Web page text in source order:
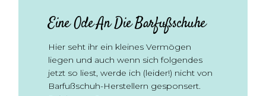
Eine Ode An Die Barfußschuhe
Hier seht ihr ein kleines Vermögen
liegen und auch wenn sich folgendes
jetzt so liest, werde ich (leider!) nicht von
Barfußschuh-Herstellern gesponsert.